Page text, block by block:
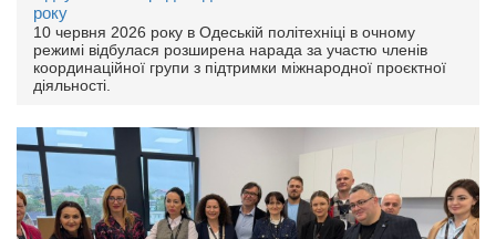
року
10 червня 2026 року в Одеській політехніці в очному
режимі відбулася розширена нарада за участю членів
координаційної групи з підтримки міжнародної проєктної
діяльності.